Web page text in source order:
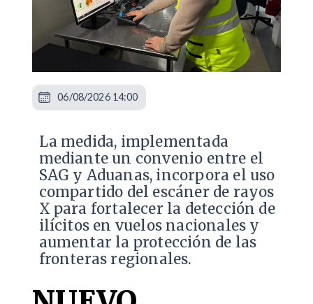
La medida, implementada
mediante un convenio entre el
SAG y Aduanas, incorpora el uso
compartido del escáner de rayos
X para fortalecer la detección de
ilícitos en vuelos nacionales y
aumentar la protección de las
fronteras regionales.
06/08/2026 14:00